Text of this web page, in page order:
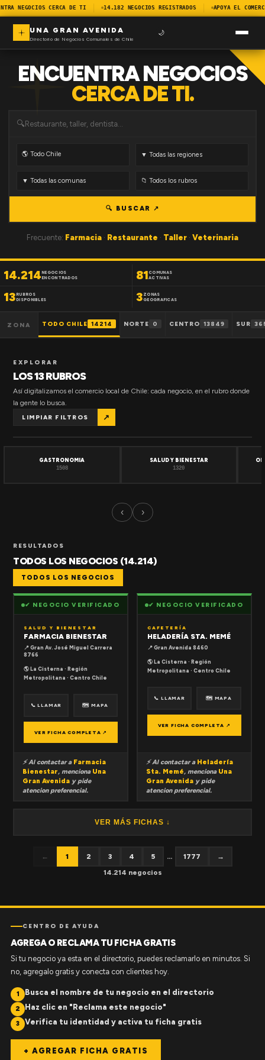
NEGOCIOS CERCA DE TI 14.182 NEGOCIOS REGISTRADOS APOYA EL
UNA GRAN AVENIDA
Directorio de Negocios Comunales de Chile
🌙
ENCUENTRA NEGOCIOS
CERCA DE TI.
🔍
🔍 BUSCAR ↗
Frecuente: Farmacia · Restaurante · Taller · Veterinaria
14.214NEGOCIOS
ENCONTRADOS
81 COMUNAS
ACTIVAS
13RUBROS
DISPONIBLES
3 ZONAS
GEOGRAFICAS
ZONA TODO CHILE 14214 NORTE 0 CENTRO 13849 SUR
EXPLORAR
LOS 13 RUBROS
Así digitalizamos el comercio local de Chile: cada negocio, en el rubro donde
la gente lo busca.
LIMPIAR FILTROS ↗
GASTRONOMIA
1508
SALUD Y BIENESTAR
1320
‹ ›
RESULTADOS
TODOS LOS NEGOCIOS (14.214)
TODOS LOS NEGOCIOS
✔ NEGOCIO VERIFICADO
SALUD Y BIENESTAR
FARMACIA BIENESTAR
📍 Gran Av. José Miguel Carrera
8766
🌎 La Cisterna · Región
Metropolitana · Centro Chile
📞 LLAMAR 🗺 MAPA
VER FICHA COMPLETA ↗
⚡ Al contactar a Farmacia
Bienestar, menciona Una
Gran Avenida y pide
atencion preferencial.
✔ NEGOCIO VERIFICADO
CAFETERÍA
HELADERÍA STA. MEMÉ
📍 Gran Avenida 8460
🌎 La Cisterna · Región
Metropolitana · Centro Chile
📞 LLAMAR 🗺 MAPA
VER FICHA COMPLETA ↗
⚡ Al contactar a Heladería
Sta. Memé, menciona Una
Gran Avenida y pide
atencion preferencial.
VER MÁS FICHAS ↓
← 1 2 3 4 5 ... 1777
→
14.214 negocios
CENTRO DE AYUDA
AGREGA O RECLAMA TU FICHA GRATIS
Si tu negocio ya esta en el directorio, puedes reclamarlo en minutos. Si
no, agregalo gratis y conecta con clientes hoy.
1 Busca el nombre de tu negocio en el directorio
2 Haz clic en "Reclama este negocio"
3 Verifica tu identidad y activa tu ficha gratis
+ AGREGAR FICHA GRATIS